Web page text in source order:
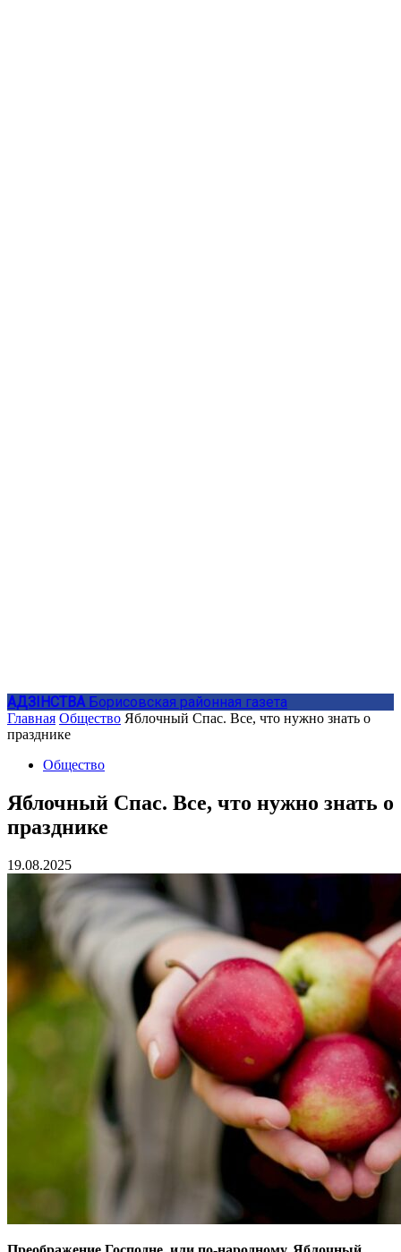
АДЗIНСТВА Борисовская районная газета
Главная Общество Яблочный Спас. Все, что нужно знать о
празднике
Общество
Яблочный Спас. Все, что нужно знать о
празднике
19.08.2025